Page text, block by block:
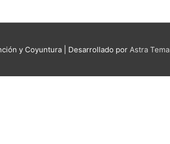
y Coyuntura| Desarrollado por Astra